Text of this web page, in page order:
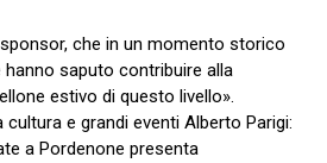
che in un momento storico
saputo contribuire alla
estivo di questo livello».
cultura e grandi eventi Alberto Parigi:
a Pordenone presenta